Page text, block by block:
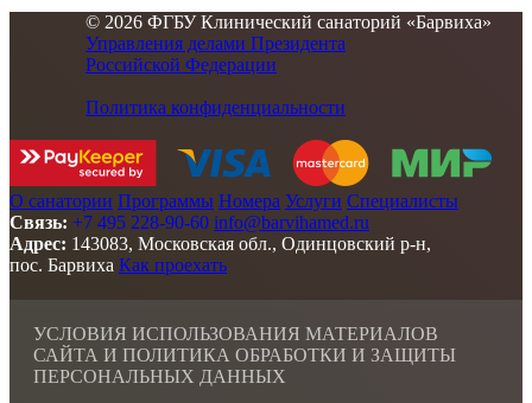
© 2026 ФГБУ Клинический санаторий «Барвиха»
Управления делами Президента
Российской Федерации
Политика конфиденциальности
О санатории Программы Номера Услуги Специалисты
Связь: +7 495 228-90-60 info@barvihamed.ru
Адрес: 143083, Московская обл., Одинцовский р-н,
пос. Барвиха Как проехать
УСЛОВИЯ ИСПОЛЬЗОВАНИЯ МАТЕРИАЛОВ
САЙТА И ПОЛИТИКА ОБРАБОТКИ И ЗАЩИТЫ
ПЕРСОНАЛЬНЫХ ДАННЫХ